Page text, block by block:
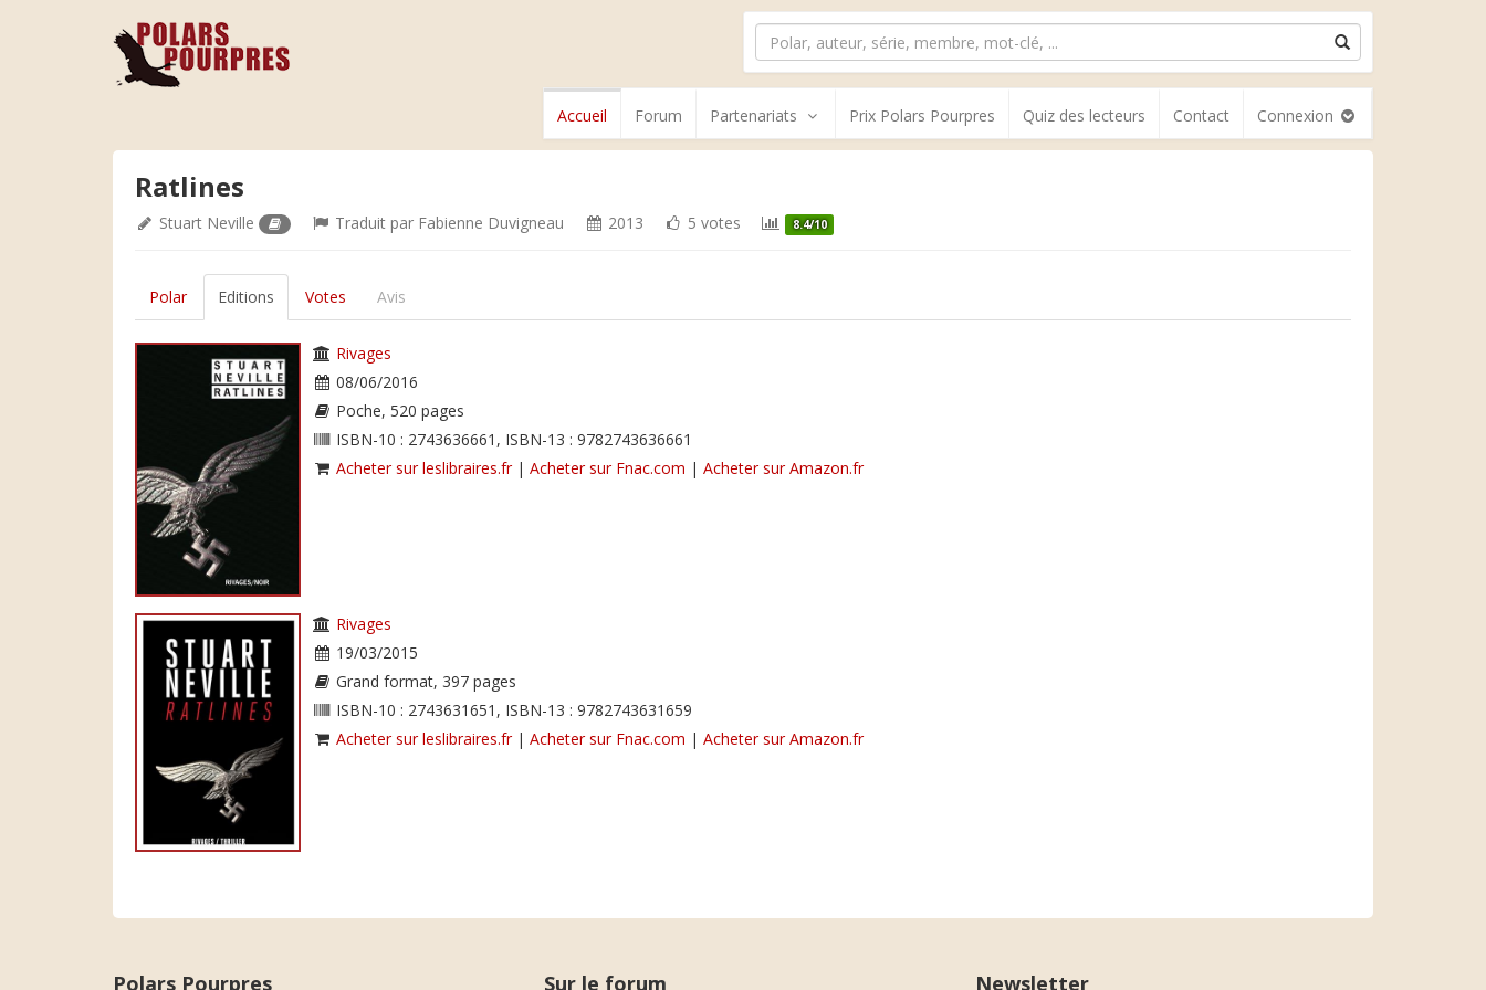
Accueil Forum Partenariats Prix Polars Pourpres Quiz des lecteurs Contact Connexion
Ratlines
Stuart Neville Traduit par Fabienne Duvigneau 2013 5 votes 8.4/10
Polar Editions Votes Avis
Rivages
08/06/2016
Poche, 520 pages
ISBN-10 : 2743636661, ISBN-13 : 9782743636661
Acheter sur leslibraires.fr| Acheter sur Fnac.com | Acheter sur Amazon.fr
Rivages
19/03/2015
Grand format, 397 pages
ISBN-10 : 2743631651, ISBN-13 : 9782743631659
Acheter sur leslibraires.fr| Acheter sur Fnac.com | Acheter sur Amazon.fr
Polars Pourpres Sur le forum Newsletter